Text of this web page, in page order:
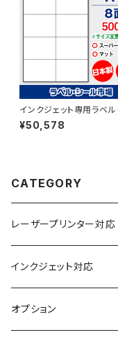
インクジェット専用ラベル
ル A4-8面カット コー
500枚 T2Y4iA
¥50,578
CATEGORY
レーザープリンター対応
上質紙
アート紙
インクジェット対応
コート紙
オプション